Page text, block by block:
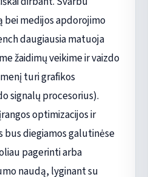
bei medijos apdorojimo
daugiausia matuoja
žaidimų veikime ir vaizdo
turi grafikos
signalų procesorius).
optimizacijos ir
bus diegiamos galutinėse
pagerinti arba
naudą, lyginant su